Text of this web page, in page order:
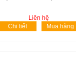
Liên hệ
Chi tiết
Mua hàng